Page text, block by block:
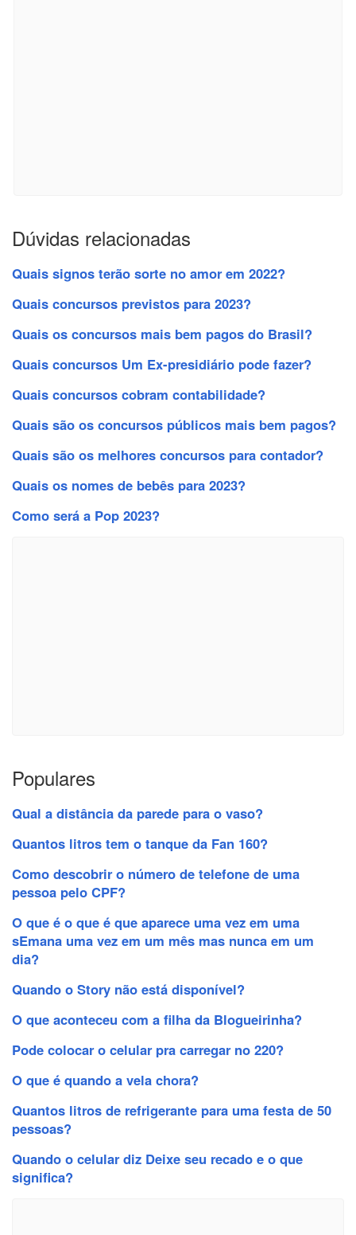
Dúvidas relacionadas
Quais signos terão sorte no amor em 2022?
Quais concursos previstos para 2023?
Quais os concursos mais bem pagos do Brasil?
Quais concursos Um Ex-presidiário pode fazer?
Quais concursos cobram contabilidade?
Quais são os concursos públicos mais bem pagos?
Quais são os melhores concursos para contador?
Quais os nomes de bebês para 2023?
Como será a Pop 2023?
Populares
Qual a distância da parede para o vaso?
Quantos litros tem o tanque da Fan 160?
Como descobrir o número de telefone de uma
pessoa pelo CPF?
O que é o que é que aparece uma vez em uma
sEmana uma vez em um mês mas nunca em um
dia?
Quando o Story não está disponível?
O que aconteceu com a filha da Blogueirinha?
Pode colocar o celular pra carregar no 220?
O que é quando a vela chora?
Quantos litros de refrigerante para uma festa de 50
pessoas?
Quando o celular diz Deixe seu recado e o que
significa?